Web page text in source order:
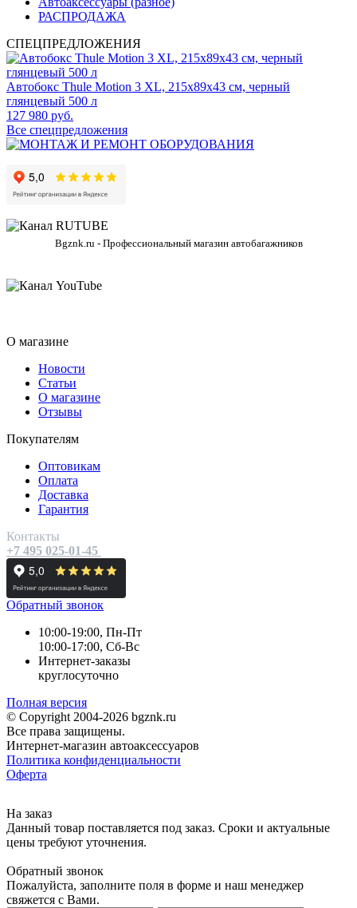
РАСПРОДАЖА
СПЕЦПРЕДЛОЖЕНИЯ
Автобокс Thule Motion 3 XL, 215x89x43 см, черный
глянцевый 500 л
127 980 руб.
Все спецпредложения
Bgznk.ru - Профессиональный магазин автобагажников
О магазине
Новости
Статьи
О магазине
Отзывы
Покупателям
Оптовикам
Оплата
Доставка
Гарантия
Контакты
+7 495 025-01-45
Обратный звонок
10:00-19:00, Пн-Пт
10:00-17:00, Сб-Вс
Интернет-заказы
круглосуточно
Полная версия
© Copyright 2004-2026 bgznk.ru
Все права защищены.
Интернет-магазин автоаксессуаров
Политика конфиденциальности
Оферта
На заказ
Данный товар поставляется под заказ. Сроки и актуальные
цены требуют уточнения.
Обратный звонок
Пожалуйста, заполните поля в форме и наш менеджер
свяжется с Вами.